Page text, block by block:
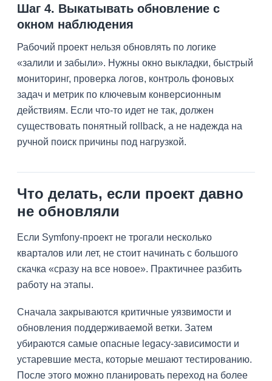
Шаг 4. Выкатывать обновление с
окном наблюдения
Рабочий проект нельзя обновлять по логике
«залили и забыли». Нужны окно выкладки, быстрый
мониторинг, проверка логов, контроль фоновых
задач и метрик по ключевым конверсионным
действиям. Если что-то идет не так, должен
существовать понятный rollback, а не надежда на
ручной поиск причины под нагрузкой.
Что делать, если проект давно
не обновляли
Если Symfony-проект не трогали несколько
кварталов или лет, не стоит начинать с большого
скачка «сразу на все новое». Практичнее разбить
работу на этапы.
Сначала закрываются критичные уязвимости и
обновления поддерживаемой ветки. Затем
убираются самые опасные legacy-зависимости и
устаревшие места, которые мешают тестированию.
После этого можно планировать переход на более